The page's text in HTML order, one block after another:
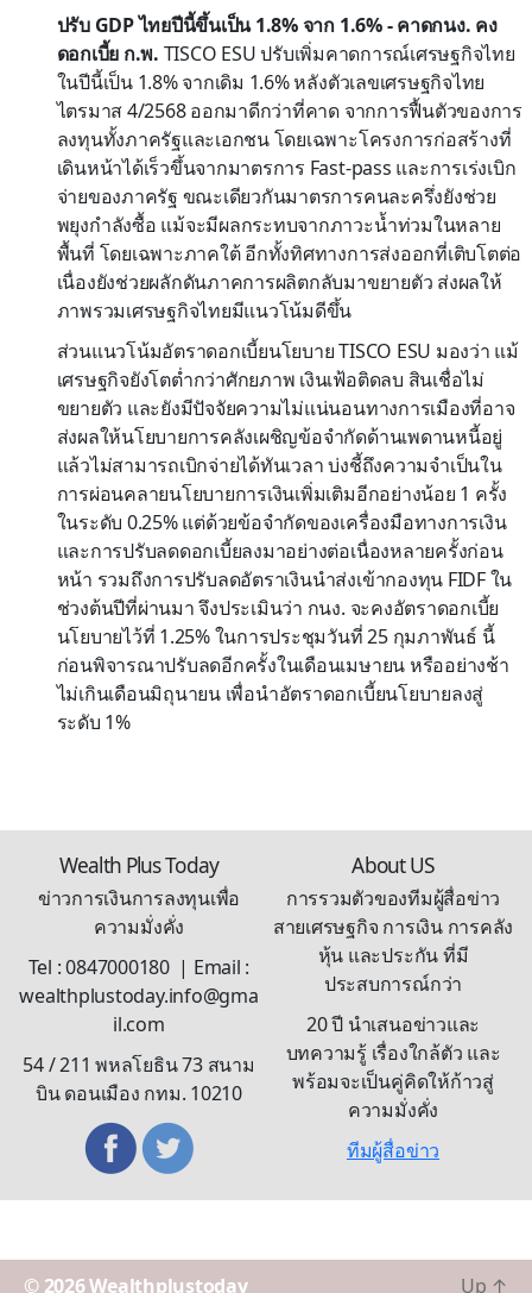
ปรับ GDP ไทยปีนี้ขึ้นเป็น 1.8% จาก 1.6% - คาดกนง. คง
ดอกเบี้ย ก.พ. TISCO ESU ปรับเพิ่มคาดการณ์เศรษฐกิจไทย
ในปีนี้เป็น 1.8% จากเดิม 1.6% หลังตัวเลขเศรษฐกิจไทย
ไตรมาส 4/2568 ออกมาดีกว่าที่คาด จากการฟื้นตัวของการ
ลงทุนทั้งภาครัฐและเอกชน โดยเฉพาะโครงการก่อสร้างที่
เดินหน้าได้เร็วขึ้นจากมาตรการ Fast-pass และการเร่งเบิก
จ่ายของภาครัฐ ขณะเดียวกันมาตรการคนละครึ่งยังช่วย
พยุงกำลังซื้อ แม้จะมีผลกระทบจากภาวะน้ำท่วมในหลาย
พื้นที่ โดยเฉพาะภาคใต้ อีกทั้งทิศทางการส่งออกที่เติบโตต่อ
เนื่องยังช่วยผลักดันภาคการผลิตกลับมาขยายตัว ส่งผลให้
ภาพรวมเศรษฐกิจไทยมีแนวโน้มดีขึ้น
ส่วนแนวโน้มอัตราดอกเบี้ยนโยบาย TISCO ESU มองว่า แม้
เศรษฐกิจยังโตต่ำกว่าศักยภาพ เงินเฟ้อติดลบ สินเชื่อไม่
ขยายตัว และยังมีปัจจัยความไม่แน่นอนทางการเมืองที่อาจ
ส่งผลให้นโยบายการคลังเผชิญข้อจำกัดด้านเพดานหนี้อยู่
แล้วไม่สามารถเบิกจ่ายได้ทันเวลา บ่งชี้ถึงความจำเป็นใน
การผ่อนคลายนโยบายการเงินเพิ่มเติมอีกอย่างน้อย 1 ครั้ง
ในระดับ 0.25% แต่ด้วยข้อจำกัดของเครื่องมือทางการเงิน
และการปรับลดดอกเบี้ยลงมาอย่างต่อเนื่องหลายครั้งก่อน
หน้า รวมถึงการปรับลดอัตราเงินนำส่งเข้ากองทุน FIDF ใน
ช่วงต้นปีที่ผ่านมา จึงประเมินว่า กนง. จะคงอัตราดอกเบี้ย
นโยบายไว้ที่ 1.25% ในการประชุมวันที่ 25 กุมภาพันธ์ นี้
ก่อนพิจารณาปรับลดอีกครั้งในเดือนเมษายน หรืออย่างช้า
ไม่เกินเดือนมิถุนายน เพื่อนำอัตราดอกเบี้ยนโยบายลงสู่
ระดับ 1%
Wealth Plus Today
ข่าวการเงินการลงทุนเพื่อ
ความมั่งคั่ง
Tel : 0847000180 | Email :
wealthplustoday.info@gma
il.com
54 / 211 พหลโยธิน 73 สนาม
บิน ดอนเมือง กทม. 10210
About US
การรวมตัวของทีมผู้สื่อข่าว
สายเศรษฐกิจ การเงิน การคลัง
หุ้น และประกัน ที่มี
ประสบการณ์กว่า
20 ปี นำเสนอข่าวและ
บทความรู้ เรื่องใกล้ตัว และ
พร้อมจะเป็นคู่คิดให้ก้าวสู่
ความมั่งคั่ง
ทีมผู้สื่อข่าว
© 2026Wealthplustoday Up ↑